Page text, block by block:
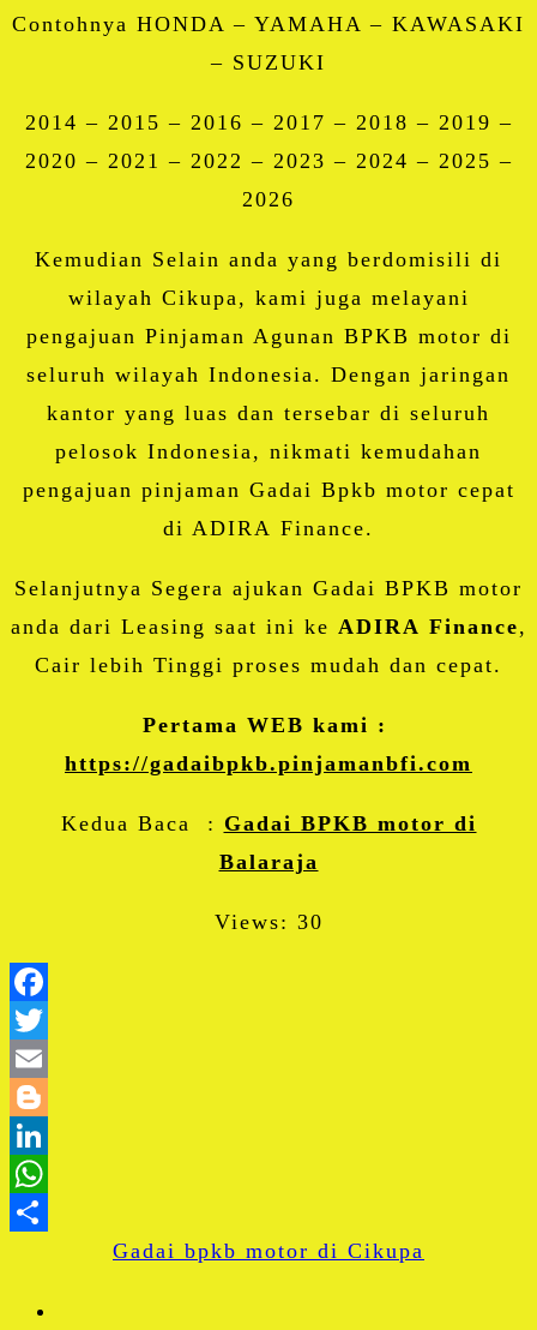
Contohnya HONDA – YAMAHA – KAWASAKI
– SUZUKI
2014 – 2015 – 2016 – 2017 – 2018 – 2019 –
2020 – 2021 – 2022 – 2023 – 2024 – 2025 –
2026
Kemudian Selain anda yang berdomisili di
wilayah Cikupa, kami juga melayani
pengajuan Pinjaman Agunan BPKB motor di
seluruh wilayah Indonesia. Dengan jaringan
kantor yang luas dan tersebar di seluruh
pelosok Indonesia, nikmati kemudahan
pengajuan pinjaman Gadai Bpkb motor cepat
di ADIRA Finance.
Selanjutnya Segera ajukan Gadai BPKB motor
anda dari Leasing saat ini ke ADIRA Finance,
Cair lebih Tinggi proses mudah dan cepat.
Pertama WEB kami :
https://gadaibpkb.pinjamanbfi.com
Kedua Baca : Gadai BPKB motor di
Balaraja
Views: 30
Share
Gadai bpkb motor di Cikupa